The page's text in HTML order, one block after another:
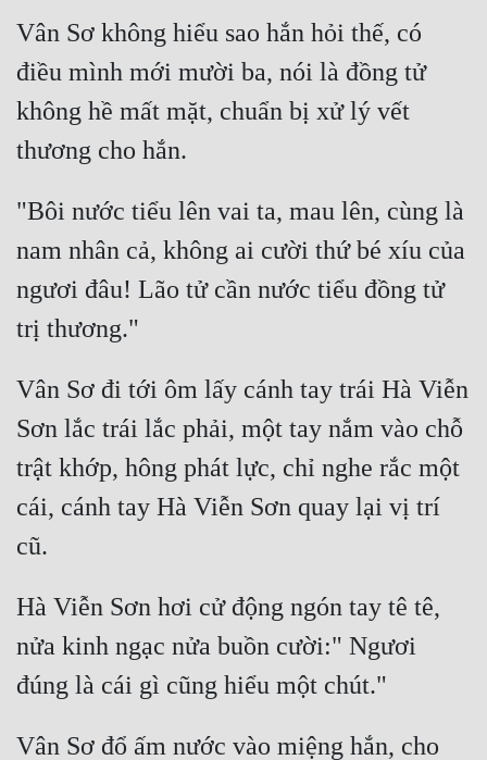
Vân Sơ không hiểu sao hắn hỏi thế, có
điều mình mới mười ba, nói là đồng tử
không hề mất mặt, chuẩn bị xử lý vết
"Bôi nước tiểu lên vai ta, mau lên, cùng là
nam nhân cả, không ai cười thứ bé xíu của
ngươi đâu! Lão tử cần nước tiểu đồng tử
Vân Sơ đi tới ôm lấy cánh tay trái Hà Viễn
Sơn lắc trái lắc phải, một tay nắm vào chỗ
trật khớp, hông phát lực, chỉ nghe rắc một
cái, cánh tay Hà Viễn Sơn quay lại vị trí
Hà Viễn Sơn hơi cử động ngón tay tê tê,
nửa kinh ngạc nửa buồn cười:" Ngươi
Vân Sơ đổ ấm nước vào miệng hắn, cho